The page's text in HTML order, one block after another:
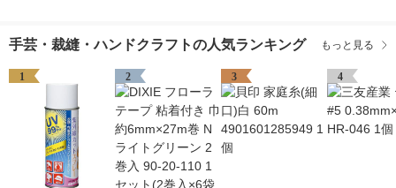
手芸・裁縫・ハンドクラフトの人気ランキング もっと見る
1 2 3 4